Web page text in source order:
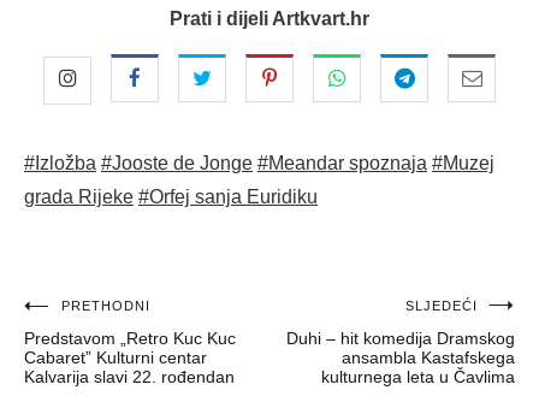
Prati i dijeli Artkvart.hr
#Izložba #Jooste de Jonge #Meandar spoznaja #Muzej
grada Rijeke #Orfej sanja Euridiku
Navigacija
objava
PRETHODNI
Predstavom „Retro Kuc Kuc
Cabaret” Kulturni centar
Kalvarija slavi 22. rođendan
SLJEDEĆI
Duhi – hit komedija Dramskog
ansambla Kastafskega
kulturnega leta u Čavlima